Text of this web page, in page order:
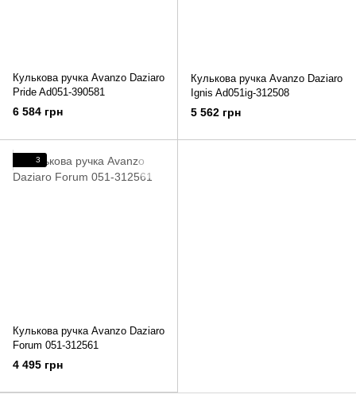
Кулькова ручка Avanzo Daziaro
Pride Ad051-390581
6 584 грн
Кулькова ручка Avanzo Daziaro
Ignis Ad051ig-312508
5 562 грн
3
Кулькова ручка Avanzo Daziaro
Forum 051-312561
4 495 грн